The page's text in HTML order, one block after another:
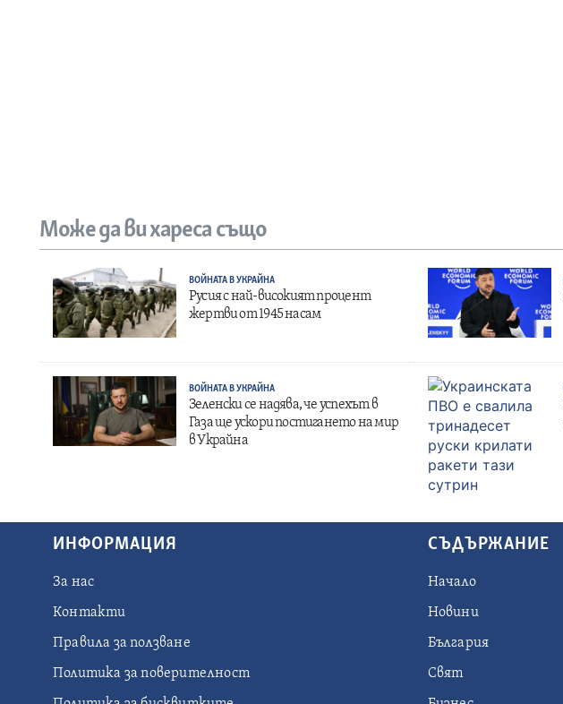
Може да ви хареса също
ВОЙНАТА В УКРАЙНА
Русия с най-високият процент
жертви от 1945 насам
ВОЙНАТА В УКРАЙНА
Зеленски се надява, че успехът в
Газа ще ускори постигането на мир
в Украйна
ИНФОРМАЦИЯ
За нас
Контакти
Правила за ползване
Политика за поверителност
СЪДЪРЖАНИЕ
Начало
Новини
България
Свят